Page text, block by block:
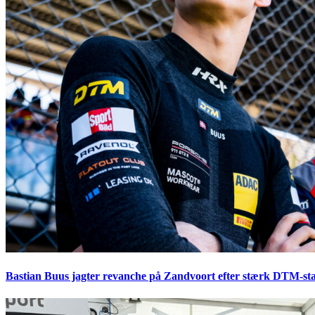
Bastian Buus jagter revanche på Zandvoort efter stærk DTM-